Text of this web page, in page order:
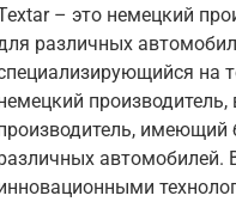
– это немецкий
различных
на
имеющий
автомобилей.